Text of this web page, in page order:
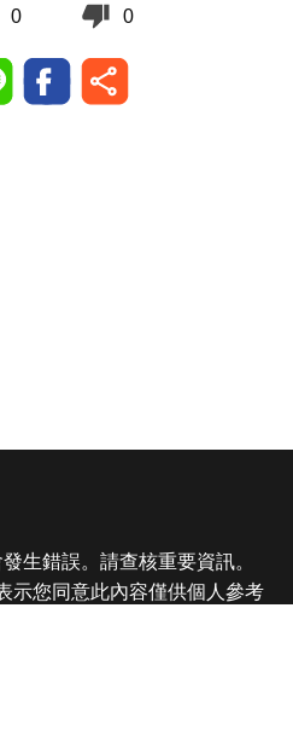
0 0
生錯誤。請查核重要資訊。
示您同意此內容僅供個人參考